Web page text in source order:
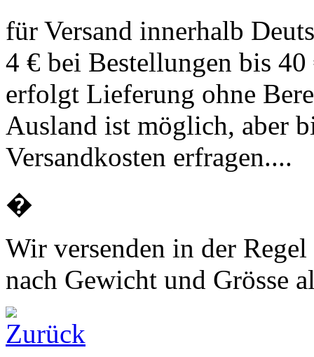
für Versand innerhalb
4 € bei Bestellungen bis
erfolgt Lieferung ohne
Ausland ist möglich, aber
Versandkosten erfragen....
�
Wir versenden in der
nach Gewicht und Grösse